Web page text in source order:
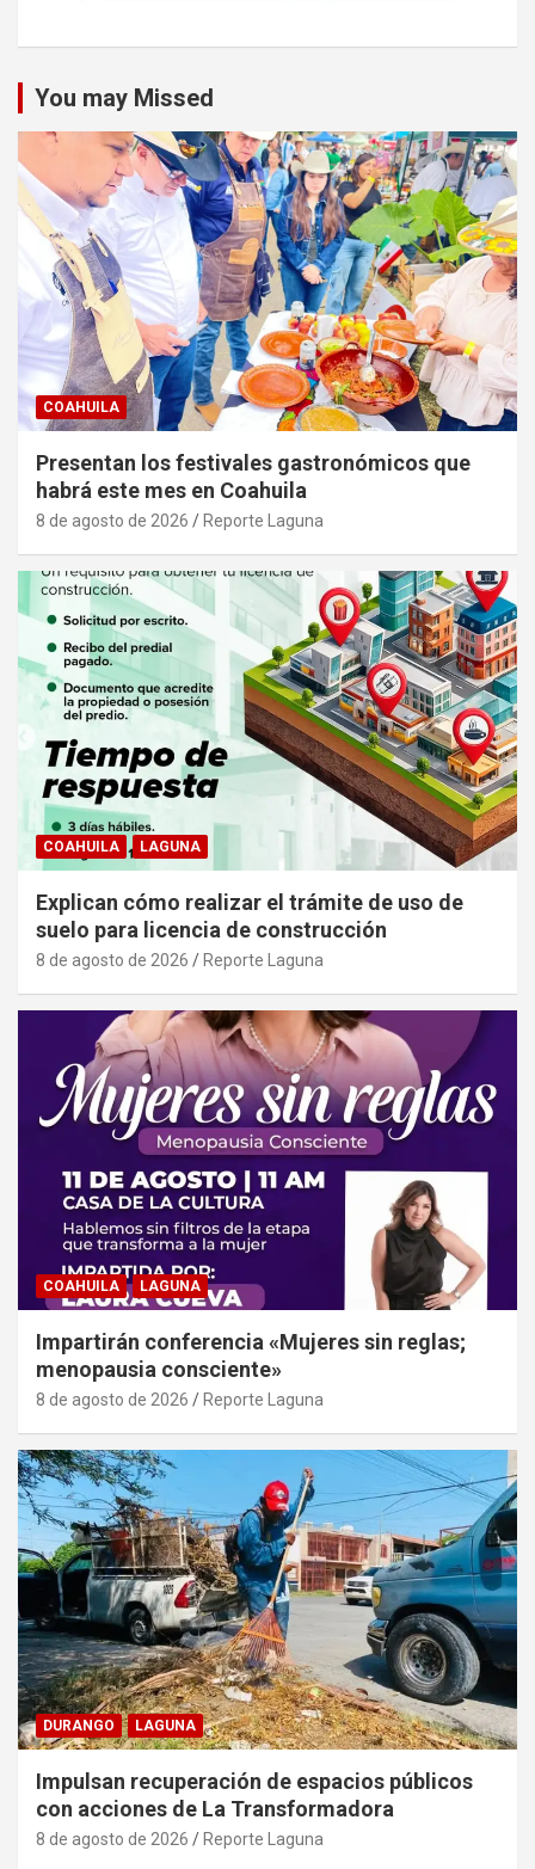
You may Missed
COAHUILA
Presentan los festivales gastronómicos que
habrá este mes en Coahuila
8 de agosto de 2026 Reporte Laguna
COAHUILA LAGUNA
Explican cómo realizar el trámite de uso de
suelo para licencia de construcción
8 de agosto de 2026 Reporte Laguna
COAHUILA LAGUNA
Impartirán conferencia «Mujeres sin reglas;
menopausia consciente»
8 de agosto de 2026 Reporte Laguna
DURANGO LAGUNA
Impulsan recuperación de espacios públicos
con acciones de La Transformadora
8 de agosto de 2026 Reporte Laguna